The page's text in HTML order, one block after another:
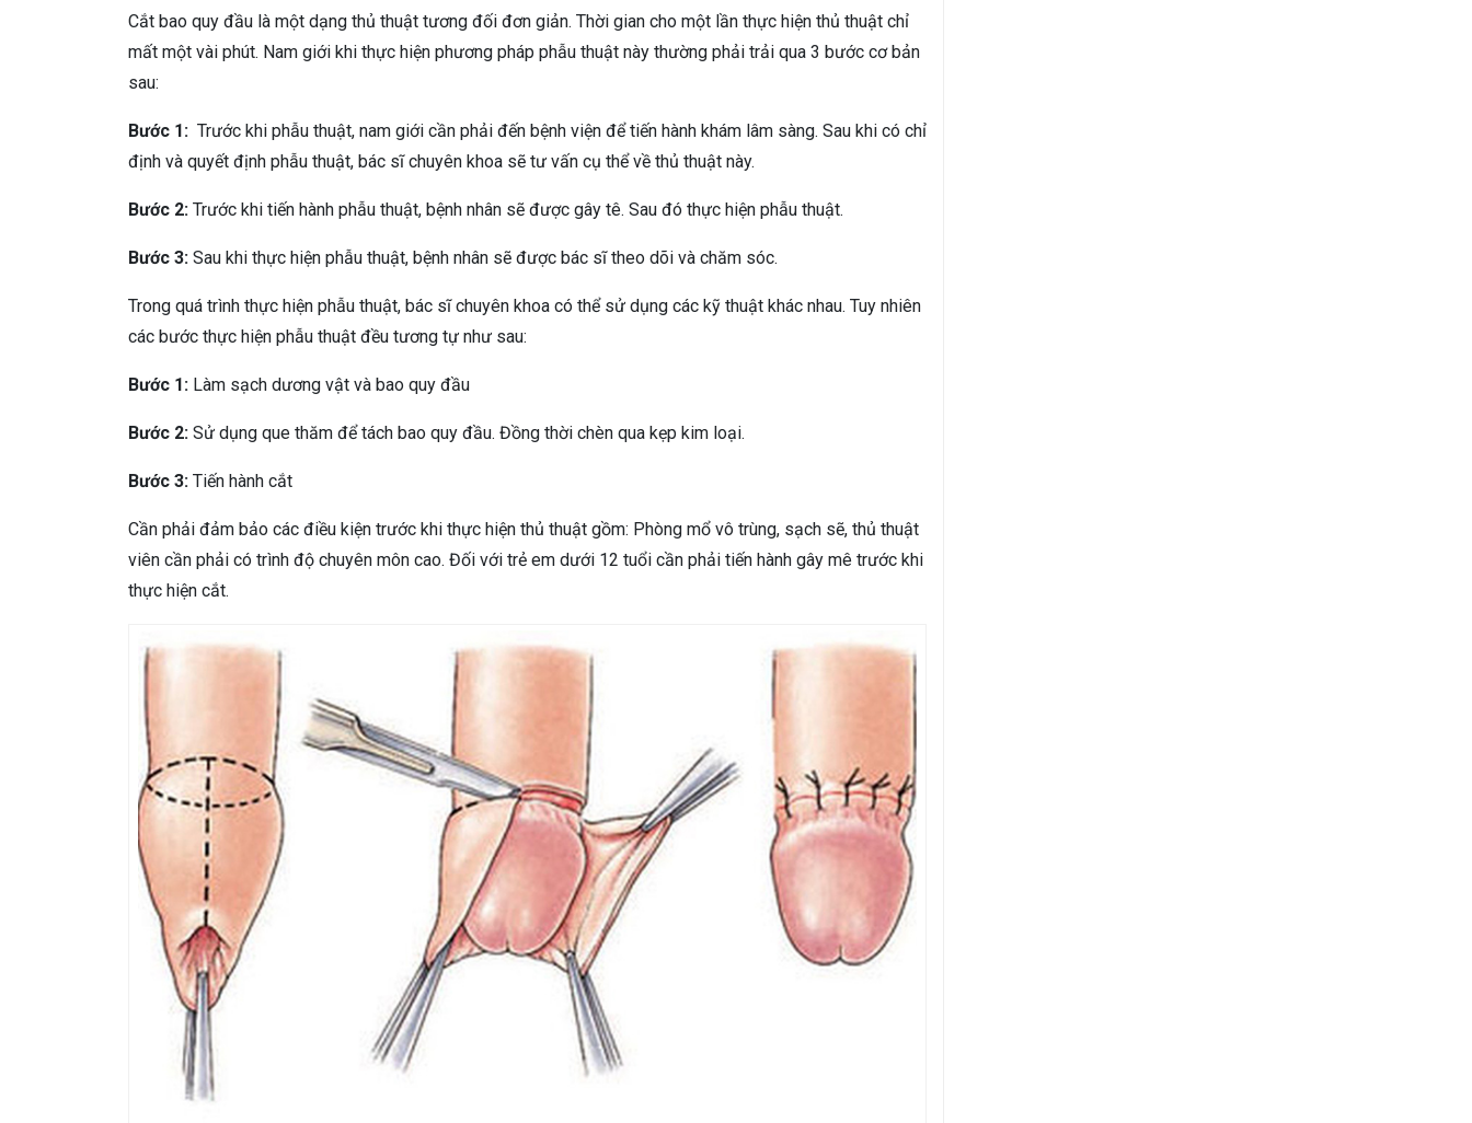
Cắt bao quy đầu là một dạng thủ thuật tương đối đơn giản. Thời gian cho một lần thực hiện thủ thuật chỉ
mất một vài phút. Nam giới khi thực hiện phương pháp phẫu thuật này thường phải trải qua 3 bước cơ bản
sau:
Bước 1: Trước khi phẫu thuật, nam giới cần phải đến bệnh viện để tiến hành khám lâm sàng. Sau khi có chỉ
định và quyết định phẫu thuật, bác sĩ chuyên khoa sẽ tư vấn cụ thể về thủ thuật này.
Bước 2: Trước khi tiến hành phẫu thuật, bệnh nhân sẽ được gây tê. Sau đó thực hiện phẫu thuật.
Bước 3: Sau khi thực hiện phẫu thuật, bệnh nhân sẽ được bác sĩ theo dõi và chăm sóc.
Trong quá trình thực hiện phẫu thuật, bác sĩ chuyên khoa có thể sử dụng các kỹ thuật khác nhau. Tuy nhiên
các bước thực hiện phẫu thuật đều tương tự như sau:
Bước 1: Làm sạch dương vật và bao quy đầu
Bước 2: Sử dụng que thăm để tách bao quy đầu. Đồng thời chèn qua kẹp kim loại.
Bước 3: Tiến hành cắt
Cần phải đảm bảo các điều kiện trước khi thực hiện thủ thuật gồm: Phòng mổ vô trùng, sạch sẽ, thủ thuật
viên cần phải có trình độ chuyên môn cao. Đối với trẻ em dưới 12 tuổi cần phải tiến hành gây mê trước khi
thực hiện cắt.